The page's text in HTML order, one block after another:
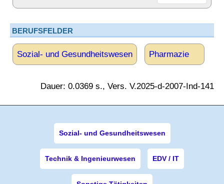
BERUFSFELDER
Sozial- und Gesundheitswesen Pharmazie
Dauer: 0.0369 s., Vers. V.2025-d-2007-Ind-141
Sozial- und Gesundheitswesen
Technik & Ingenieurwesen EDV / IT